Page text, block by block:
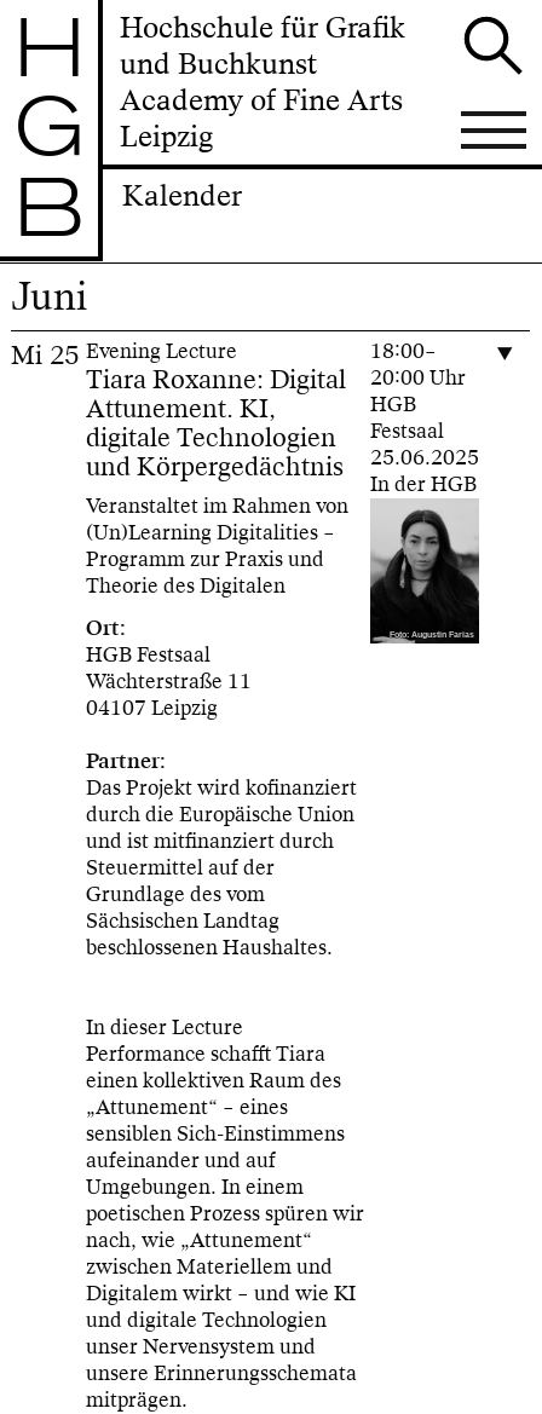
H
G
B
Hochschule für Grafik
und Buchkunst
Academy of Fine Arts
Leipzig
Kalender
Juni
Mi 25 Evening Lecture
Tiara Roxanne: Digital
Attunement. KI,
digitale Technologien
und Körpergedächtnis
Veranstaltet im Rahmen von
(Un)Learning Digitalities –
Programm zur Praxis und
Theorie des Digitalen
Ort:
HGB Festsaal
Wächterstraße 11
04107 Leipzig
Partner:
Das Projekt wird kofinanziert
durch die Europäische Union
und ist mitfinanziert durch
Steuermittel auf der
Grundlage des vom
Sächsischen Landtag
beschlossenen Haushaltes.
In dieser Lecture
Performance schafft Tiara
einen kollektiven Raum des
„Attunement“ – eines
sensiblen Sich-Einstimmens
aufeinander und auf
Umgebungen. In einem
poetischen Prozess spüren wir
nach, wie „Attunement“
zwischen Materiellem und
Digitalem wirkt – und wie KI
und digitale Technologien
unser Nervensystem und
unsere Erinnerungsschemata
mitprägen.
18:00–
20:00 Uhr
HGB
Festsaal
25.06.2025
In der HGB
Foto: Augustin Farias